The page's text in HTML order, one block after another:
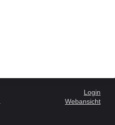
Login
Webansicht